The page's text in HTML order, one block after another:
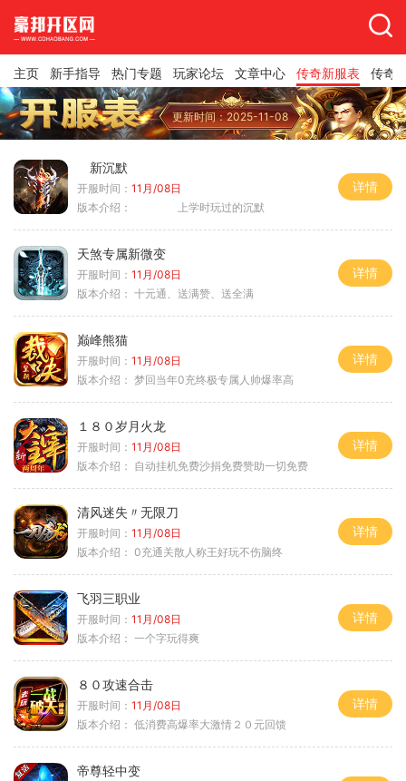
主页 新手指导 热门专题 玩家论坛 文章中心 传奇新服表 传奇
更新时间：2025-11-08
新沉默
开服时间： 11月/08日
版本介绍：
上学时玩过的沉默
详情
天煞专属新微变
开服时间： 11月/08日
版本介绍： 十元通、送满赞、送全满
详情
巅峰熊猫
开服时间： 11月/08日
版本介绍： 梦回当年0充终极专属人帅爆率高
详情
１８０岁月火龙
开服时间： 11月/08日
版本介绍： 自动挂机免费沙捐免费赞助一切免费
详情
清风迷失〃无限刀
开服时间： 11月/08日
版本介绍： 0充通关散人称王好玩不伤脑终
详情
飞羽三职业
开服时间： 11月/08日
版本介绍： 一个字玩得爽
详情
８０攻速合击
开服时间： 11月/08日
版本介绍： 低消费高爆率大激情２０元回馈
详情
帝尊轻中变